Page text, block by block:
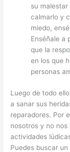
su
calmarlo y
miedo,
Enséñale a
que la
en los que
personas
Luego de todo
a sanar sus
reparadores. Por
nosotros y no nos
actividades
Puedes buscar